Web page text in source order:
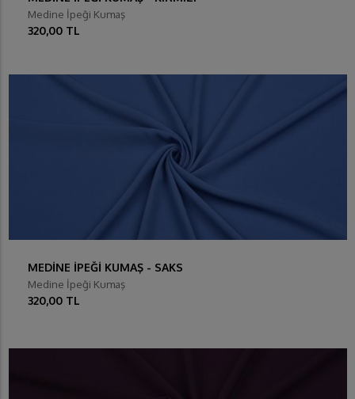
Medine İpeği Kumaş
320,00 TL
MEDİNE İPEĞİ KUMAŞ - SAKS
Medine İpeği Kumaş
320,00 TL